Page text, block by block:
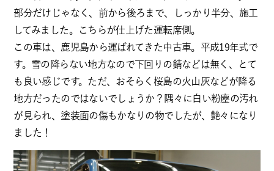
部分だけじゃなく、前から後ろまで、しっかり半分、施工
してみました。こちらが仕上げた運転席側。
この車は、鹿児島から運ばれてきた中古車。平成19年式で
す。雪の降らない地方なので下回りの錆などは無く、とて
も良い感じです。ただ、おそらく桜島の火山灰などが降る
地方だったのではないでしょうか？隅々に白い粉塵の汚れ
が見られ、塗装面の傷もかなりの物でしたが、艶々になり
ました！